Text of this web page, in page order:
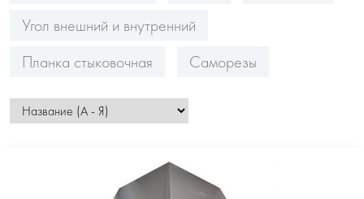
Угол внешний и внутренний
Планка стыковочная
Саморезы